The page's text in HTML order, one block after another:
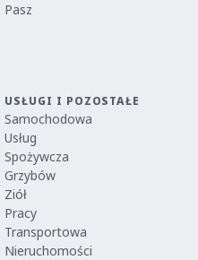
Pasz
USŁUGI I POZOSTAŁE
Samochodowa
Usług
Spożywcza
Grzybów
Ziół
Pracy
Transportowa
Nieruchomości